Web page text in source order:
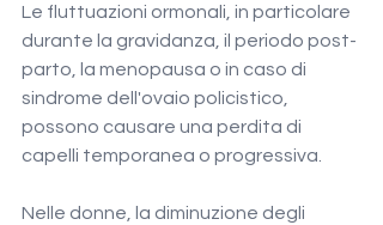
Le fluttuazioni ormonali, in particolare
durante la gravidanza, il periodo post-
parto, la menopausa o in caso di
sindrome dell'ovaio policistico,
possono causare una perdita di
capelli temporanea o progressiva.
Nelle donne, la diminuzione degli